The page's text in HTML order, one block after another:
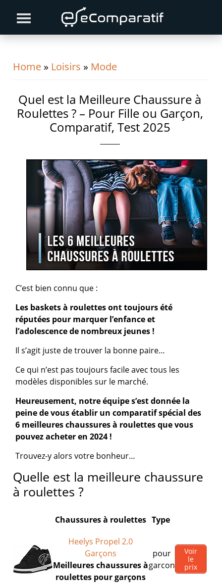
primary
content
primary
Home » Loisirs » Mode
Quel est la Meilleure Chaussure à
Roulettes ? – Pour Fille ou Garçon,
Comparatif, Test 2025
C’est bien connu que :
Les baskets à roulettes ont toujours été
réputées pour marquer l’enfance et
l’adolescence de nombreux jeunes !
Il s’agit juste de trouver la bonne paire…
Ce qui n’est pas toujours facile avec tous les
modèles disponibles sur le marché.
Heureusement, notre équipe s’est donnée la
peine de vous établir un comparatif spécial des
6 meilleures chaussures à roulettes que vous
pouvez acheter en 2024 !
Trouvez-y alors votre bonheur…
Quelle est la meilleure chaussure
à roulettes ?
Chaussures à roulettes Type
Heelys Propel 2.0
Garçons
Meilleures chaussures à
roulettes pour garçons
pour
garcon
Voir
le
prix